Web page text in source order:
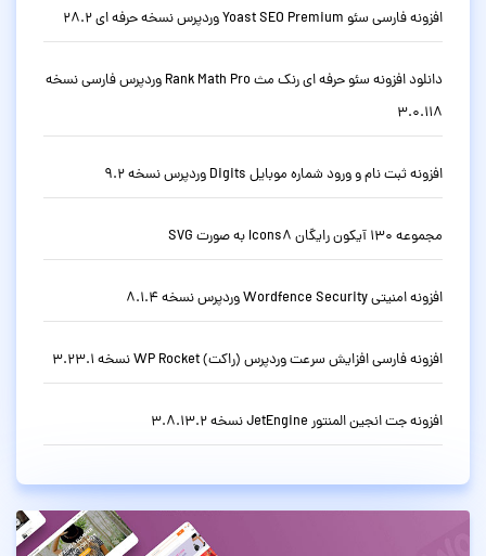
افزونه فارسی سئو Yoast SEO Premium وردپرس نسخه حرفه ای 28.2
دانلود افزونه سئو حرفه ای رنک مث Rank Math Pro وردپرس فارسی نسخه
3.0.118
افزونه ثبت نام و ورود شماره موبایل Digits وردپرس نسخه 9.2
مجموعه 130 آیکون رایگان Icons8 به صورت SVG
افزونه امنیتی Wordfence Security وردپرس نسخه 8.1.4
افزونه فارسی افزایش سرعت وردپرس (راکت) WP Rocket نسخه 3.23.1
افزونه جت انجین المنتور JetEngine نسخه 3.8.13.2